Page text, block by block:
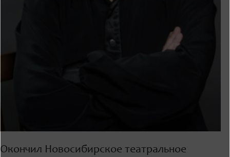
Окончил Новосибирское театральное